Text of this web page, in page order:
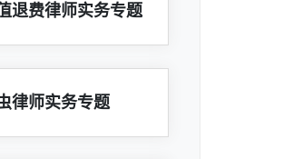
退费律师实务专题
律师实务专题